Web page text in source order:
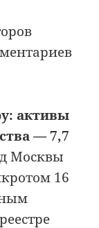
активы
— 7,7
Москвы
16